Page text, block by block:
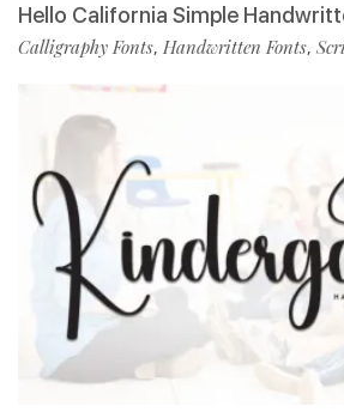
Hello California Simple
Calligraphy Fonts, Handwritten Fonts,